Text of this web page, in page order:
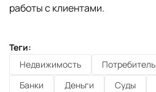
работы с клиентами.
Теги:
Недвижимость
Потребитель
Банки
Деньги Суды